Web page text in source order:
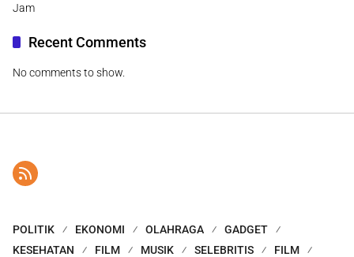
Jam
Recent Comments
No comments to show.
POLITIK EKONOMI OLAHRAGA
GADGET
KESEHATAN
FILM MUSIK SELEBRITIS FILM